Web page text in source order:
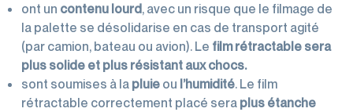
ont un contenu lourd, avec un risque que le filmage de
la palette se désolidarise en cas de transport agité
(par camion, bateau ou avion). Le film rétractable sera
plus solide et plus résistant aux chocs.
sont soumises à la pluie ou l’humidité. Le film
rétractable correctement placé sera plus étanche